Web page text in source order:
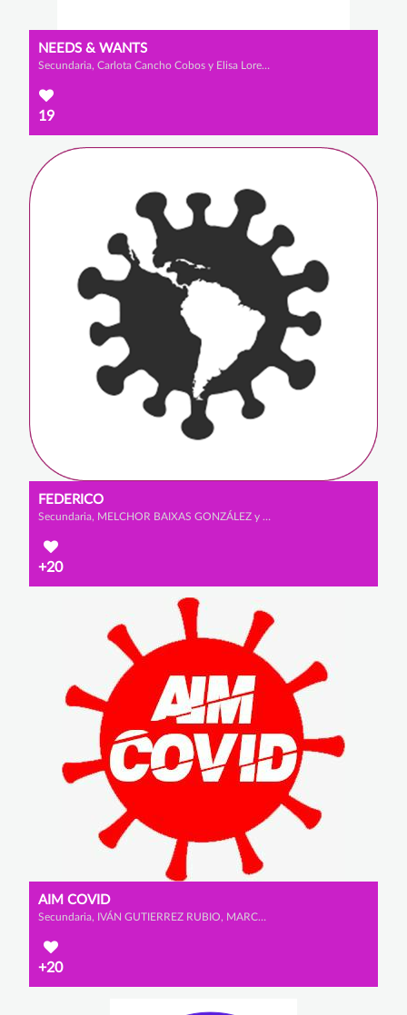
NEEDS & WANTS
Secundaria, Carlota Cancho Cobos y Elisa Lorenzo Ortega
19
FEDERICO
Secundaria, MELCHOR BAIXAS GONZÁLEZ y ALEJANDRO SANZ CABRERIZO
+20
AIM COVID
Secundaria, IVÁN GUTIERREZ RUBIO, MARCO LÓPEZ GÓMEZ y ADRIÁN GARCÍA SANTAMARÍA
+20